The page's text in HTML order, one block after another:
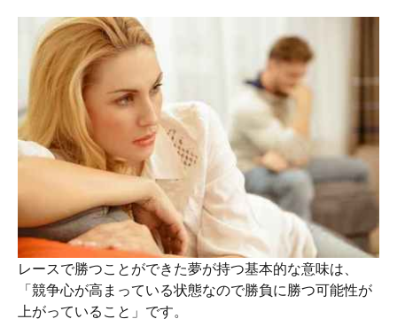
レースで勝つことができた夢が持つ基本的な意味は、
「競争心が高まっている状態なので勝負に勝つ可能性が
上がっていること」です。